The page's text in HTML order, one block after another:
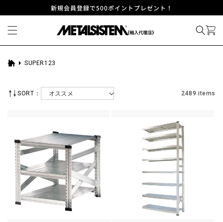
新規会員登録で500ポイントプレゼント！
ホ
SUPER123
SORT： 2489 items